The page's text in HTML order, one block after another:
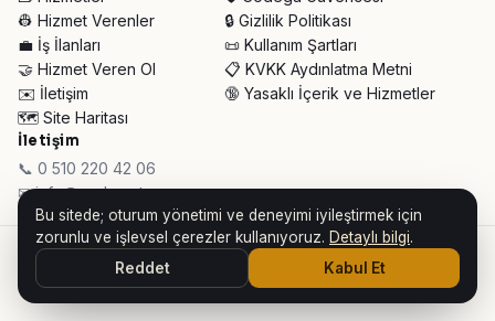
👷 Hizmet Verenler
💼 İş İlanları
🤝 Hizmet Veren Ol
✉️ İletişim
🗺️ Site Haritası
🔒 Gizlilik Politikası
📜 Kullanım Şartları
📋 KVKK Aydınlatma Metni
🔞 Yasaklı İçerik ve Hizmetler
İletişim
📞 0 510 220 42 06
✉ info@codega.tr
© 2026 Codega Hizmet Pazaryeri ·
AKSOY GROUP iştirakidir
👥 Toplam Ziyaretçi:30.749 · Bugün:119
Bu sitede; oturum yönetimi ve deneyimi iyileştirmek için
zorunlu ve işlevsel çerezler kullanıyoruz. Detaylı bilgi.
Reddet
Kabul Et